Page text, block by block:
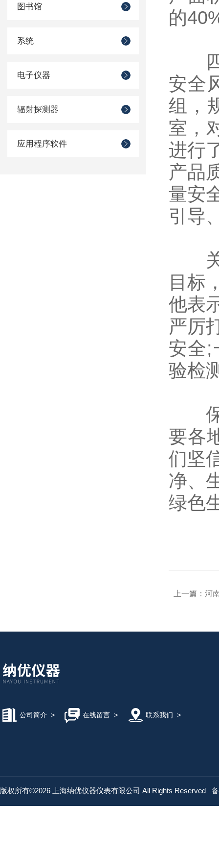
图书馆
系统
电子仪器
辐射探测器
应用程序软件
的
四
安全
组，
室，
进行
产品
量安
引导
关
目标
他表
严厉
安全;
验检
保
要各
们坚
净、
绿色
上一篇： 河
公司简介 > 在线留言> 联系我们 >
版权所有©2026 上海纳优仪器仪表有限公司 All Rights Reserved